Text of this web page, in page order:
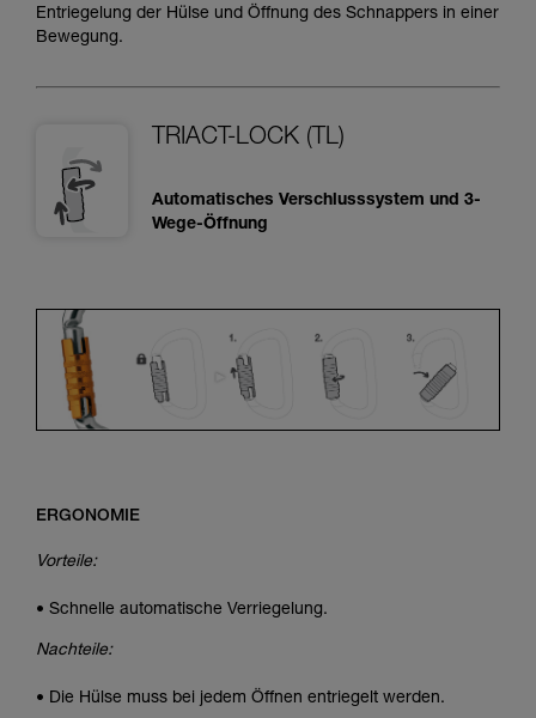
Entriegelung der Hülse und Öffnung des Schnappers in einer
Bewegung.
TRIACT-LOCK (TL)
Automatisches Verschlusssystem und 3-
Wege-Öffnung
ERGONOMIE
Vorteile:
• Schnelle automatische Verriegelung.
Nachteile:
• Die Hülse muss bei jedem Öffnen entriegelt werden.